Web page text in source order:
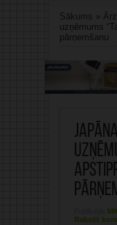
Sākums »
uzņēmums
pārņemšanu
Rakstīt